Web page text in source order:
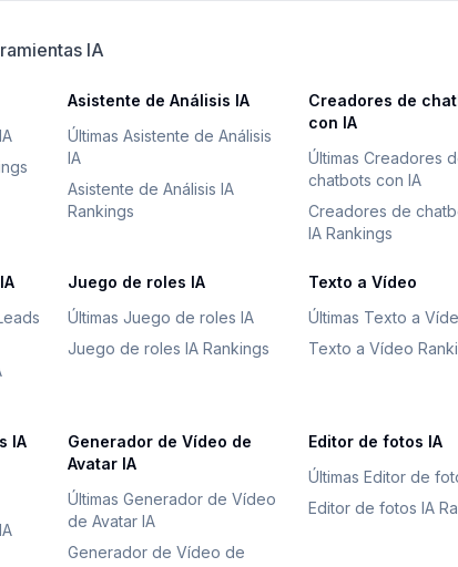
IA
Asistente de Análisis IA
Últimas Asistente de Análisis
IA
Asistente de Análisis IA
Rankings
Creadores de
con IA
Últimas Creadores
chatbots con IA
Creadores de
IA Rankings
Juego de roles IA
Últimas Juego de roles IA
Juego de roles IA Rankings
Texto a Vídeo
Últimas Texto a
Texto a Vídeo
IA
Generador de Vídeo de
Avatar IA
Últimas Generador de Vídeo
de Avatar IA
Generador de Vídeo de
Editor de fotos IA
Últimas Editor de
Editor de fotos IA